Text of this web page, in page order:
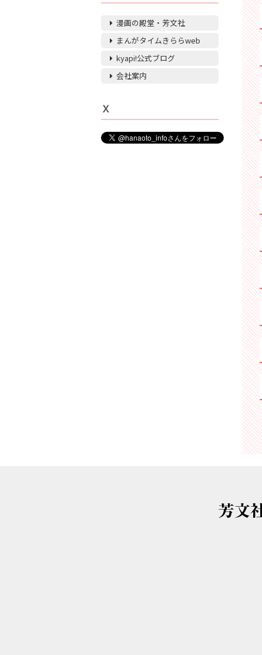
漫画の殿堂・芳文社
まんがタイムきららweb
kyapi!公式ブログ
会社案内
Ｘ